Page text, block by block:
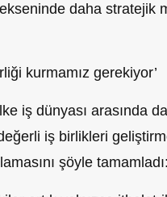
daha stratejik
kurmamız gerekiyor’
iş dünyası arasında
iş birlikleri
şöyle tamamladı: